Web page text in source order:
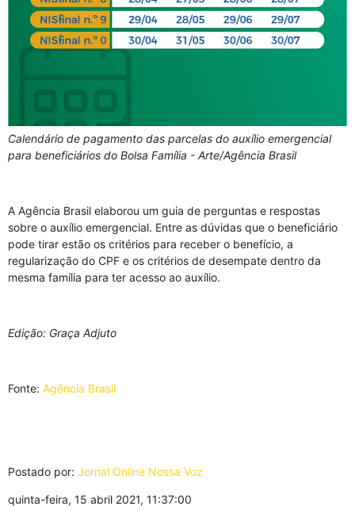
Calendário de pagamento das parcelas do auxílio emergencial
para beneficiários do Bolsa Família - Arte/Agência Brasil
A Agência Brasil elaborou um guia de perguntas e respostas
sobre o auxílio emergencial. Entre as dúvidas que o beneficiário
pode tirar estão os critérios para receber o benefício, a
regularização do CPF e os critérios de desempate dentro da
mesma família para ter acesso ao auxílio.
Edição: Graça Adjuto
Fonte: Agência Brasil
Postado por: Jornal Online Nossa Voz
quinta-feira, 15 abril 2021, 11:37:00